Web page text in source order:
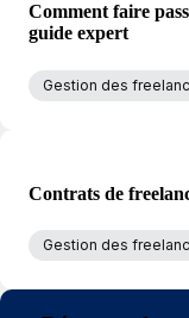
Comment faire
guide expert
Gestion des
Contrats de
Gestion des